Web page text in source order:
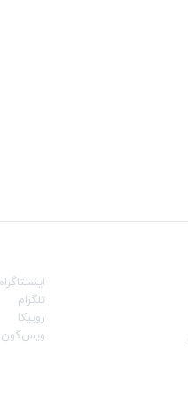
تلگرام
روبیکا
ویس‌گون